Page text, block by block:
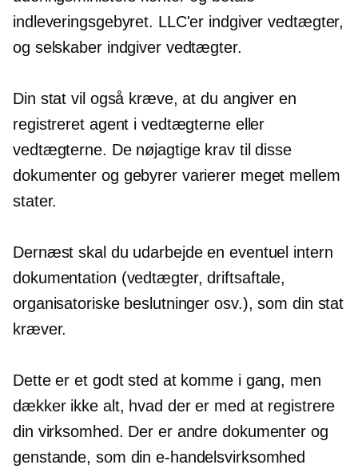
indleveringsgebyret. LLC'er indgiver vedtægter,
og selskaber indgiver vedtægter.
Din stat vil også kræve, at du angiver en
registreret agent i vedtægterne eller
vedtægterne. De nøjagtige krav til disse
dokumenter og gebyrer varierer meget mellem
stater.
Dernæst skal du udarbejde en eventuel intern
dokumentation (vedtægter, driftsaftale,
organisatoriske beslutninger osv.), som din stat
kræver.
Dette er et godt sted at komme i gang, men
dækker ikke alt, hvad der er med at registrere
din virksomhed. Der er andre dokumenter og
genstande, som din e-handelsvirksomhed